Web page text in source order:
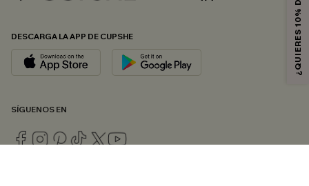
DESCARGA LA APP DE CUPSHE
SÍGUENOS EN